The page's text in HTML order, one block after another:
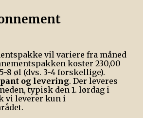
vil variere fra måned
koster 230,00
8 øl (dvs. 3-4 forskellige).
og levering. Der leveres
typisk den 1. lørdag i
vi leverer kun i